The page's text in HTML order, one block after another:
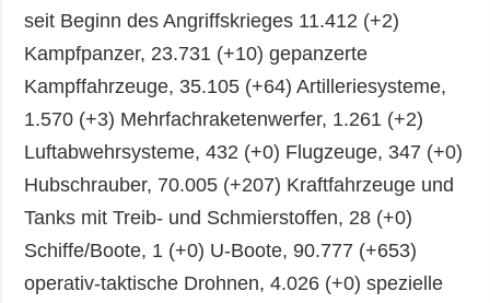
seit Beginn des Angriffskrieges 11.412 (+2)
Kampfpanzer, 23.731 (+10) gepanzerte
Kampffahrzeuge, 35.105 (+64) Artilleriesysteme,
1.570 (+3) Mehrfachraketenwerfer, 1.261 (+2)
Luftabwehrsysteme, 432 (+0) Flugzeuge, 347 (+0)
Hubschrauber, 70.005 (+207) Kraftfahrzeuge und
Tanks mit Treib- und Schmierstoffen, 28 (+0)
Schiffe/Boote, 1 (+0) U-Boote, 90.777 (+653)
operativ-taktische Drohnen, 4.026 (+0) spezielle